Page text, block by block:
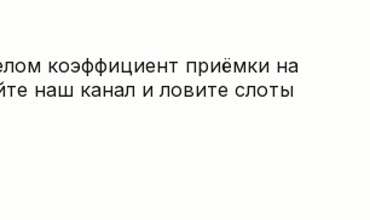
коэффициент приёмки на
наш канал и ловите слоты